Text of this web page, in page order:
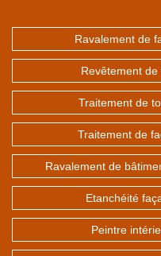
Ravalement de
Revêtement
Traitement de
Traitement de
Ravalement de
Etanchéité
Peintre